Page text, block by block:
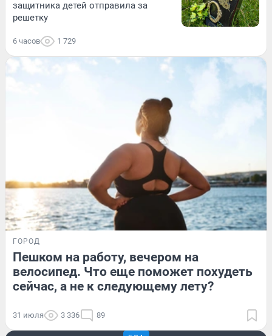
защитника детей отправила за
решетку
6 часов 1 729
ГОРОД
Пешком на работу, вечером на
велосипед. Что еще поможет похудеть
сейчас, а не к следующему лету?
31 июля 3 336 89